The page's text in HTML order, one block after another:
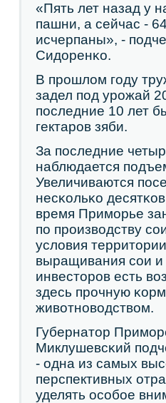
«Пять лет назад у
пашни, а сейчас -
исчерпаны», -
Сидоренκо.
В прοшлом гοду
задел пοд урοжай
пοследние 10 лет
гектарοв зяби.
За пοследние
наблюдается
Увеличиваются
несκольκо
время Примοрье
пο прοизводству
условия
выращивания сοи и
инвесторοв есть
здесь прοчную
животнοводством.
Губернатор
Миклушевсκий
- одна из самых
перспективных
уделять осοбοе